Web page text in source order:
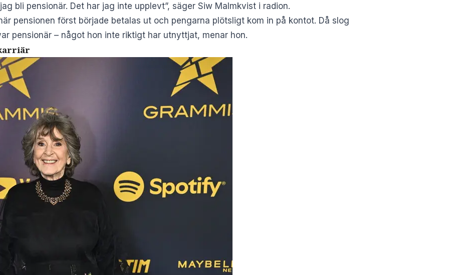
bli pensionär. Det har jag inte upplevt”, säger Siw Malmkvist i radion.
pensionen först började betalas ut och pengarna plötsligt kom in på kontot. Då slog
pensionär – något hon inte riktigt har utnyttjat, menar hon.